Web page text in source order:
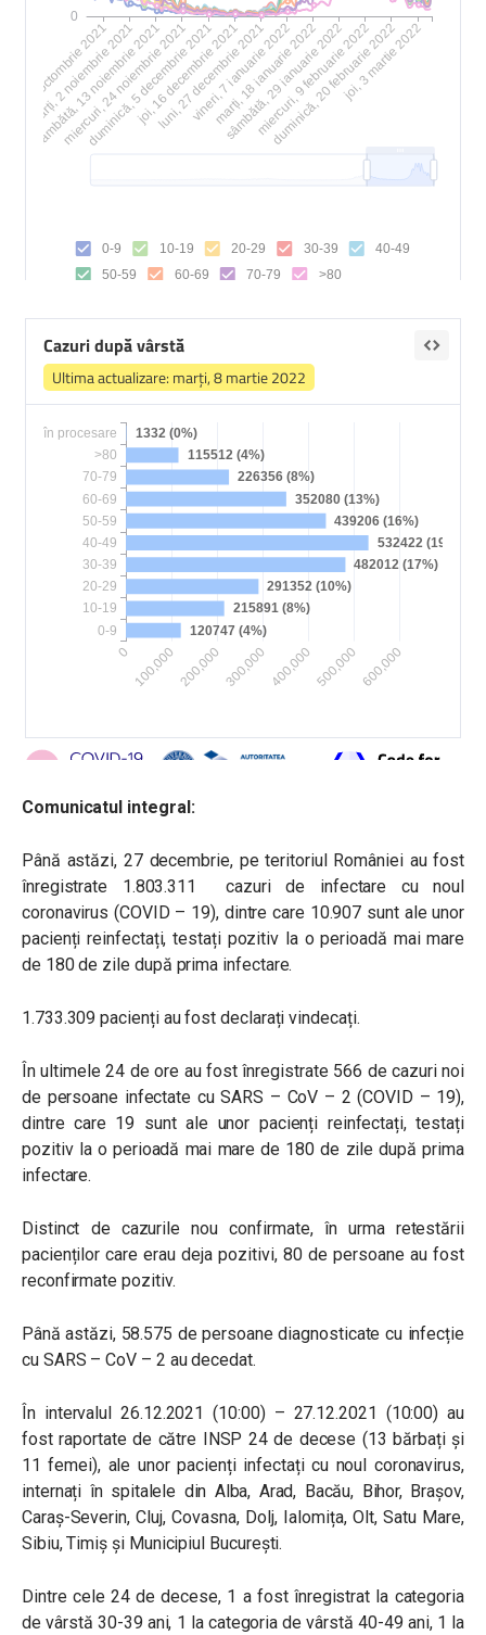
Comunicatul integral:
Până astăzi, 27 decembrie, pe teritoriul României au fost
înregistrate 1.803.311 cazuri de infectare cu noul
coronavirus (COVID – 19), dintre care 10.907 sunt ale unor
pacienți reinfectați, testați pozitiv la o perioadă mai mare
de 180 de zile după prima infectare.
1.733.309 pacienți au fost declarați vindecați.
În ultimele 24 de ore au fost înregistrate 566 de cazuri noi
de persoane infectate cu SARS – CoV – 2 (COVID – 19),
dintre care 19 sunt ale unor pacienți reinfectați, testați
pozitiv la o perioadă mai mare de 180 de zile după prima
infectare.
Distinct de cazurile nou confirmate, în urma retestării
pacienților care erau deja pozitivi, 80 de persoane au fost
reconfirmate pozitiv.
Până astăzi, 58.575 de persoane diagnosticate cu infecție
cu SARS – CoV – 2 au decedat.
În intervalul 26.12.2021 (10:00) – 27.12.2021 (10:00) au
fost raportate de către INSP 24 de decese (13 bărbați și
11 femei), ale unor pacienți infectați cu noul coronavirus,
internați în spitalele din Alba, Arad, Bacău, Bihor, Brașov,
Caraș-Severin, Cluj, Covasna, Dolj, Ialomița, Olt, Satu Mare,
Sibiu, Timiș și Municipiul București.
Dintre cele 24 de decese, 1 a fost înregistrat la categoria
de vârstă 30-39 ani, 1 la categoria de vârstă 40-49 ani, 1 la